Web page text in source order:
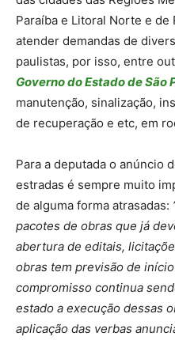
Paraíba e Litoral Norte e
atender demandas de
paulistas, por isso, entre
Governo do Estado de São
manutenção, sinalização,
de recuperação e etc, em
Para a deputada o anúncio
estradas é sempre muito
de alguma forma atrasadas:
pacotes de obras que já
abertura de editais,
obras tem previsão de
compromisso continua
estado a execução dessas
aplicação das verbas